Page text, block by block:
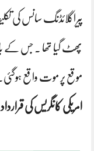
پیراگلائڈنگ سانس کی
پھٹ گیا تھا ۔ جس کے
موقع پر موت واقع ہوگئی۔
امریکی کانگریس کی